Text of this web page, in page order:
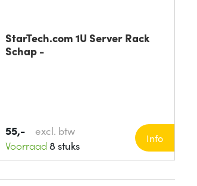
StarTech.com 1U Server Rack
Schap -
55,-
excl. btw
Voorraad 8 stuks
Info